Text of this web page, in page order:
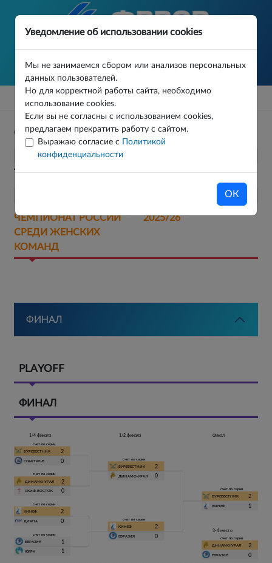
Уведомление об использовании cookies
Мы не занимаемся сбором или анализов персональных
данных пользователей.
Но для корректной работы сайта, необходимо
использование cookies.
Если вы не согласны с использованием cookies,
предлагаем прекратить работу с сайтом.
Выражаю согласие с
Политикой
конфиденциальности
ОК
Сезон Организатор
Турнир
ЧЕМПИОНАТ РОССИИ
СРЕДИ ЖЕНСКИХ
КОМАНД
2025/26
ФИНАЛ
PLAYOFF
ФИНАЛ
Финал
1/2 финала
1/4 финала
3-4 место
счет по серии
0
ЕВРАЗИЯ
2
ДИНАМО-УРАЛ
счет по серии
1
КИНЕФ
2
БУРЕВЕСТНИК
счет по серии
0
ЕВРАЗИЯ
2
КИНЕФ
счет по серии
0
ДИНАМО-УРАЛ
2
БУРЕВЕСТНИК
счет по серии
1
ЮГРА
1
ЕВРАЗИЯ
счет по серии
0
ДИАНА
2
КИНЕФ
счет по серии
0
СКИФ-ВОСТОК
2
ДИНАМО-УРАЛ
счет по серии
0
СПАРТАК-В
2
БУРЕВЕСТНИК